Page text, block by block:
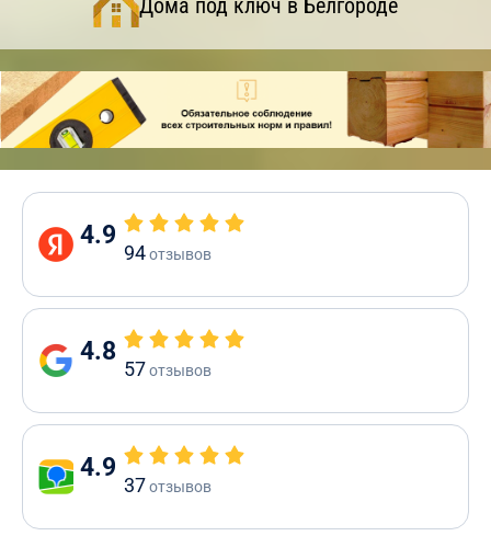
Дома под ключ в Белгороде
4.9
94отзывов
4.8
57отзывов
4.9
37отзывов